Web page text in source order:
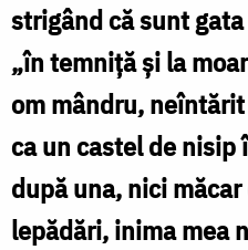
strigând că sunt
„în temniță și la
om mândru,
ca un castel de
după una, nici
lepădări, inima mea